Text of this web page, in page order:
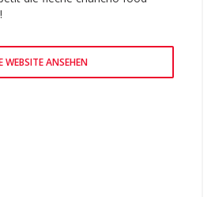
WEBSITE ANSEHEN